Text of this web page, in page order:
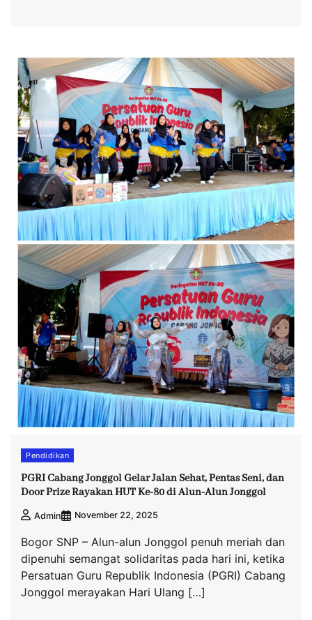
Pendidikan
PGRI Cabang Jonggol Gelar Jalan Sehat, Pentas Seni, dan
Door Prize Rayakan HUT Ke-80 di Alun-Alun Jonggol
Admin November 22, 2025
Bogor SNP – Alun-alun Jonggol penuh meriah dan
dipenuhi semangat solidaritas pada hari ini, ketika
Persatuan Guru Republik Indonesia (PGRI) Cabang
Jonggol merayakan Hari Ulang […]